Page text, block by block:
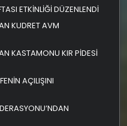
ETKİNLİĞİ DÜZENLENDİ
KUDRET AVM
KASTAMONU KIR PİDESİ
AÇILIŞINI